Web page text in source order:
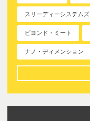
スリーディーシステムズ
ビヨンド・ミート
ナノ・ディメンション